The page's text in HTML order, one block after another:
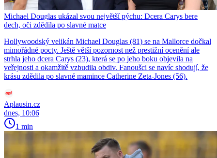
Michael Douglas ukázal svou největší pýchu: Dcera Carys bere
dech, oči zdědila po slavné matce
Hollywoodský velikán Michael Douglas (81) se na Mallorce dočkal
mimořádné pocty. Ještě větší pozornost než prestižní ocenění ale
strhla jeho dcera Carys (23), která se po jeho boku objevila na
veřejnosti a okamžitě vzbudila obdiv. Fanoušci se navíc shodují, že
krásu zdědila po slavné mamince Catherine Zeta-Jones (56).
Aplausin.cz
dnes, 10:06
1 min